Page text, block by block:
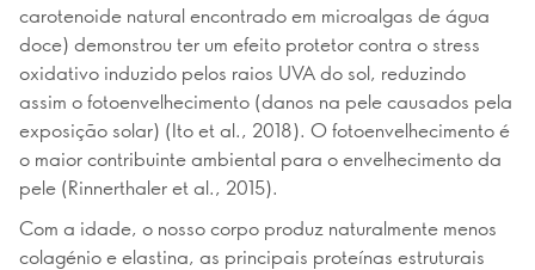
carotenoide natural encontrado em microalgas de água
doce) demonstrou ter um efeito protetor contra o stress
oxidativo induzido pelos raios UVA do sol, reduzindo
assim o fotoenvelhecimento (danos na pele causados pela
exposição solar) (Ito et al., 2018). O fotoenvelhecimento é
o maior contribuinte ambiental para o envelhecimento da
pele (Rinnerthaler et al., 2015).
Com a idade, o nosso corpo produz naturalmente menos
colagénio e elastina, as principais proteínas estruturais